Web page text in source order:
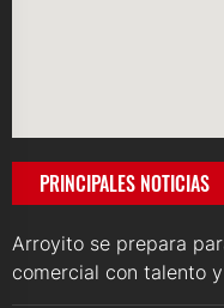
PRINCIPALES NOTICIAS
Arroyito se prepara
comercial con talento